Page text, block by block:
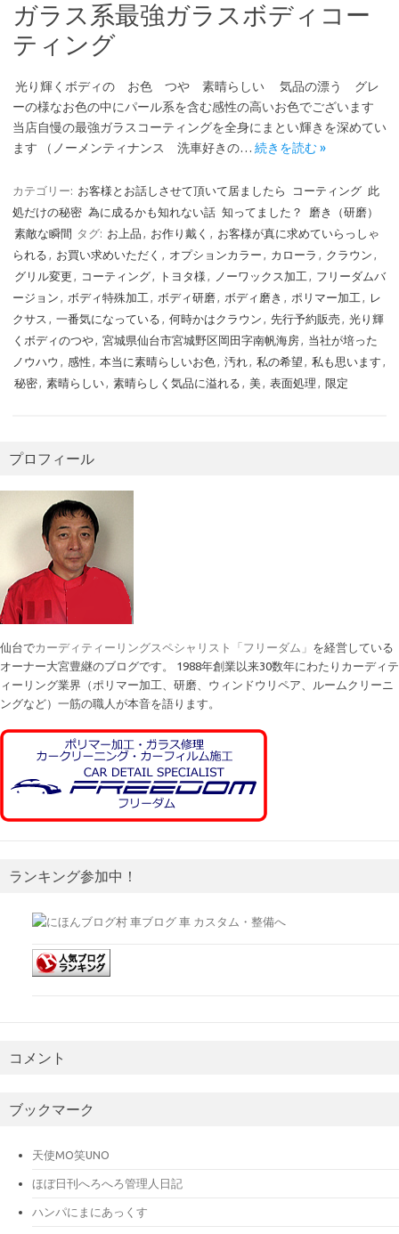
ガラス系最強ガラスボディコー
ティング
光り輝くボディの お色 つや 素晴らしい 気品の漂う グレ
ーの様なお色の中にパール系を含む感性の高いお色でございます
当店自慢の最強ガラスコーティングを全身にまとい輝きを深めてい
ます （ノーメンティナンス 洗車好きの… 続きを読む »
カテゴリー: お客様とお話しさせて頂いて居ましたら コーティング 此
処だけの秘密 為に成るかも知れない話 知ってました？
磨き（研磨）
素敵な瞬間
タグ: お上品 , お作り戴く , お客様が真に求めていらっしゃ
られる , お買い求めいただく , オプションカラー , カローラ , クラウン ,
グリル変更 , コーティング, トヨタ様 , ノーワックス加工 , フリーダムバ
ージョン , ボディ特殊加工 , ボディ研磨, ボディ磨き , ポリマー加工 , レ
クサス , 一番気になっている , 何時かはクラウン , 先行予約販売 , 光り輝
くボディのつや, 宮城県仙台市宮城野区岡田字南帆海房, 当社が培った
ノウハウ , 感性 , 本当に素晴らしいお色, 汚れ, 私の希望 , 私も思います ,
秘密, 素晴らしい, 素晴らしく気品に溢れる , 美, 表面処理 , 限定
プロフィール
仙台でカーディティーリングスペシャリスト「フリーダム」 を経営している
オーナー大宮豊継のブログです。 1988年創業以来30数年にわたりカーディテ
ィーリング業界（ポリマー加工、研磨、ウィンドウリペア、ルームクリーニ
ングなど）一筋の職人が本音を語ります。
ランキング参加中！
コメント
ブックマーク
天使MO笑UNO
ほぼ日刊へろへろ管理人日記
ハンパにまにあっくす